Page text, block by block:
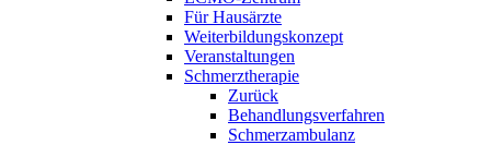
Für Hausärzte
Weiterbildungskonzept
Veranstaltungen
Schmerztherapie
Zurück
Behandlungsverfahren
Schmerzambulanz